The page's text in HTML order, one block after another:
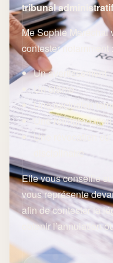
tribunal administratif
Me Sophie Maréchal
contester notamment :
Un avertissement
Un blâme
Une exclusion
Une rétrogradation
Une révocation
disciplinaire
Elle vous conseille
vous représente
afin de contester la
obtenir l’annulation